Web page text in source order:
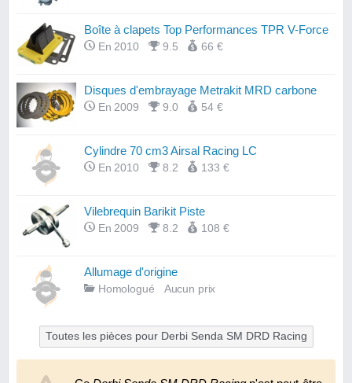
Boîte à clapets Top Performances TPR V-Force
En 2010 9.5 66 €
Disques d'embrayage Metrakit MRD carbone
En 2009 9.0 54 €
Cylindre 70 cm3 Airsal Racing LC
En 2010 8.2 133 €
Vilebrequin Barikit Piste
En 2009 8.2 108 €
Allumage d'origine
Homologué Aucun prix
Toutes les pièces pour Derbi Senda SM DRD Racing